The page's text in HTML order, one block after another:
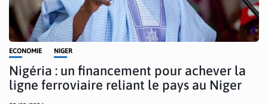
ECONOMIE NIGER
Nigéria : un financement pour achever la
ligne ferroviaire reliant le pays au Niger